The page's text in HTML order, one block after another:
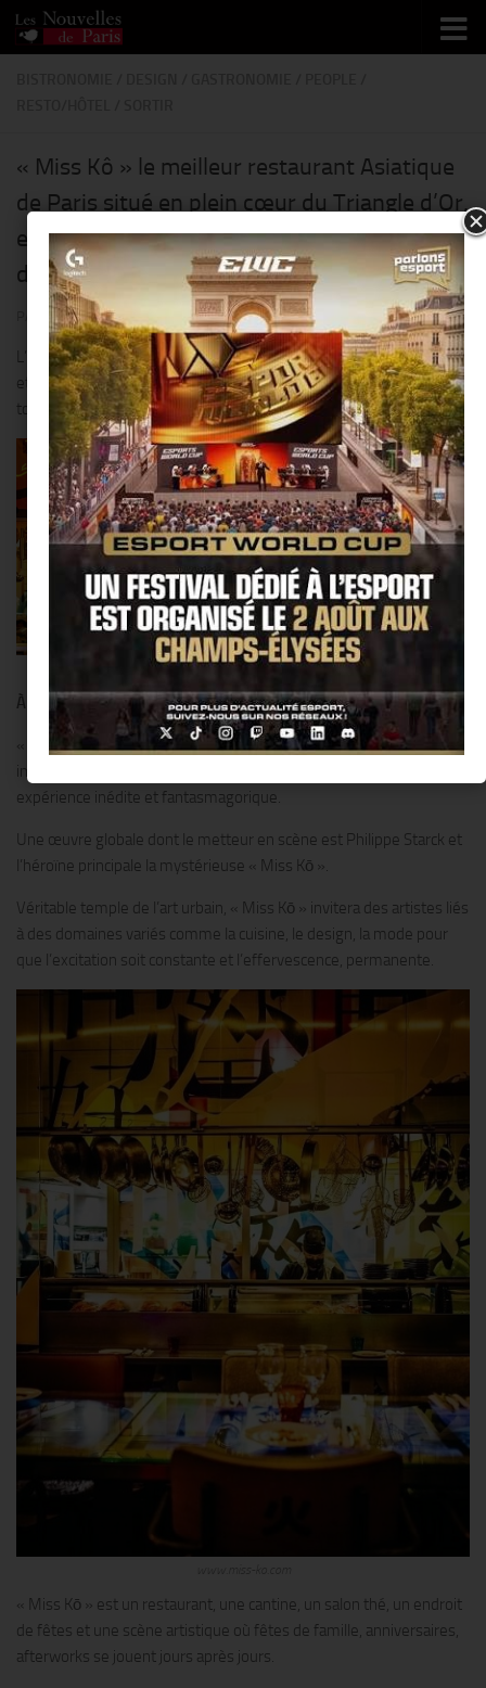
Skip to content
« Miss Kô » le meilleur restaurant Asiatique
de Paris situé en plein cœur du Triangle d’Or,
est doté d’une décoration chic, fun et
délirante imaginée par « Philippe Starck » !!
THIERRY KER 21 JUILLET 2025· MIS À JOUR 30 JUILLET 2025
L’environnement insolite de « Miss Kō » est un voyage esthétique
et culinaire dans un univers inattendu qui permet de se retrouver à
toute heure de la journée !!
www.miss-ko.com
À VIVRE EN SOLO, DUO, EN FAMILLE OU ENTRE AMIS
« Miss Kō » est plus qu’un restaurant, c’est une œuvre d’art
imaginée comme le scénario de science-fiction pour une
expérience inédite et fantasmagorique.
Une œuvre globale dont le metteur en scène est Philippe Starck et
l’héroïne principale la mystérieuse « Miss Kō ».
Véritable temple de l’art urbain, « Miss Kō » invitera des artistes liés
à des domaines variés comme la cuisine, le design, la mode pour
que l’excitation soit constante et l’effervescence, permanente.
« Miss Kō » est un restaurant, une cantine, un salon thé, un endroit
de fêtes et une scène artistique où fêtes de famille, anniversaires,
afterworks se jouent jours après jours.